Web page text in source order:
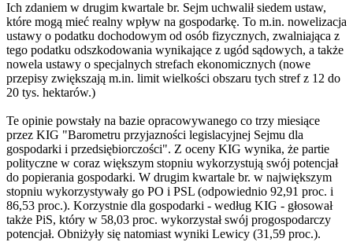
Ich zdaniem w drugim kwartale br. Sejm uchwalił siedem ustaw,
które mogą mieć realny wpływ na gospodarkę. To m.in. nowelizacja
ustawy o podatku dochodowym od osób fizycznych, zwalniająca z
tego podatku odszkodowania wynikające z ugód sądowych, a także
nowela ustawy o specjalnych strefach ekonomicznych (nowe
przepisy zwiększają m.in. limit wielkości obszaru tych stref z 12 do
20 tys. hektarów.)
Te opinie powstały na bazie opracowywanego co trzy miesiące
przez KIG "Barometru przyjazności legislacyjnej Sejmu dla
gospodarki i przedsiębiorczości". Z oceny KIG wynika, że partie
polityczne w coraz większym stopniu wykorzystują swój potencjał
do popierania gospodarki. W drugim kwartale br. w największym
stopniu wykorzystywały go PO i PSL (odpowiednio 92,91 proc. i
86,53 proc.). Korzystnie dla gospodarki - według KIG - głosował
także PiS, który w 58,03 proc. wykorzystał swój progospodarczy
potencjał. Obniżyły się natomiast wyniki Lewicy (31,59 proc.).